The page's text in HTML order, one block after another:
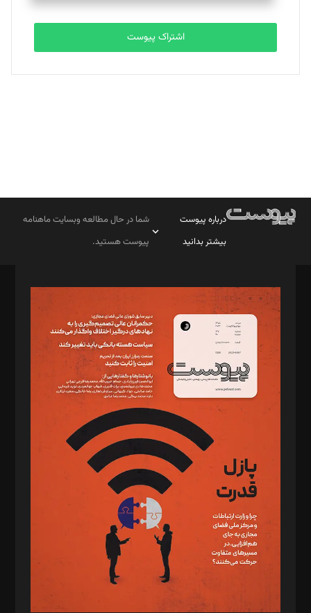
تحریریه
بابک نقاش
تحریریه
اشتراک پیوست
درباره پیوست
بیشتر بدانید
شما در حال مطالعه وبسایت ماهنامه
پیوست هستید.
مدیر مسئول: محمدباقر اثنی‌عشری
سردبیر: مهرک محمودی
دبیر تحریریه: میثم قاسمی
د‌بیر ناداستان: سمانه سمیع
د‌بیر خدمت و تجارت: ابوالفضل رجبی
د‌بیر حقوق فناوری: حسام‌الدین ایپکچی
د‌بیر پیوست جهان: مینا پاکدل
د‌بیر تحریریه آنلاین: بابک نقاش
تحریریه‌: مجتبی محمود‌ی، آرش برهمند، یسنا امان‌پور، سروش کرمیان،
مصطفی مسجدی آرانی، ابوالفضل رجبی، زهرا فکرانه، فائزه فتحی
رستمی،مصطفی باستان
ویرایش: نگار استاد‌‌آقا
طراح یونیفرم: مجید توکلی
فیلمبرداری و عکاسی: امیر شفیعی، مانی لطفی زاده
گرافیک و صفحه‌آرایی: سید‌سبحان‌علی ثابت
مد‌یر توسعه تجاری: کامبیز برید‌
امور مالی: شاپور رهبری، محمد‌ کاظمی‌نیا